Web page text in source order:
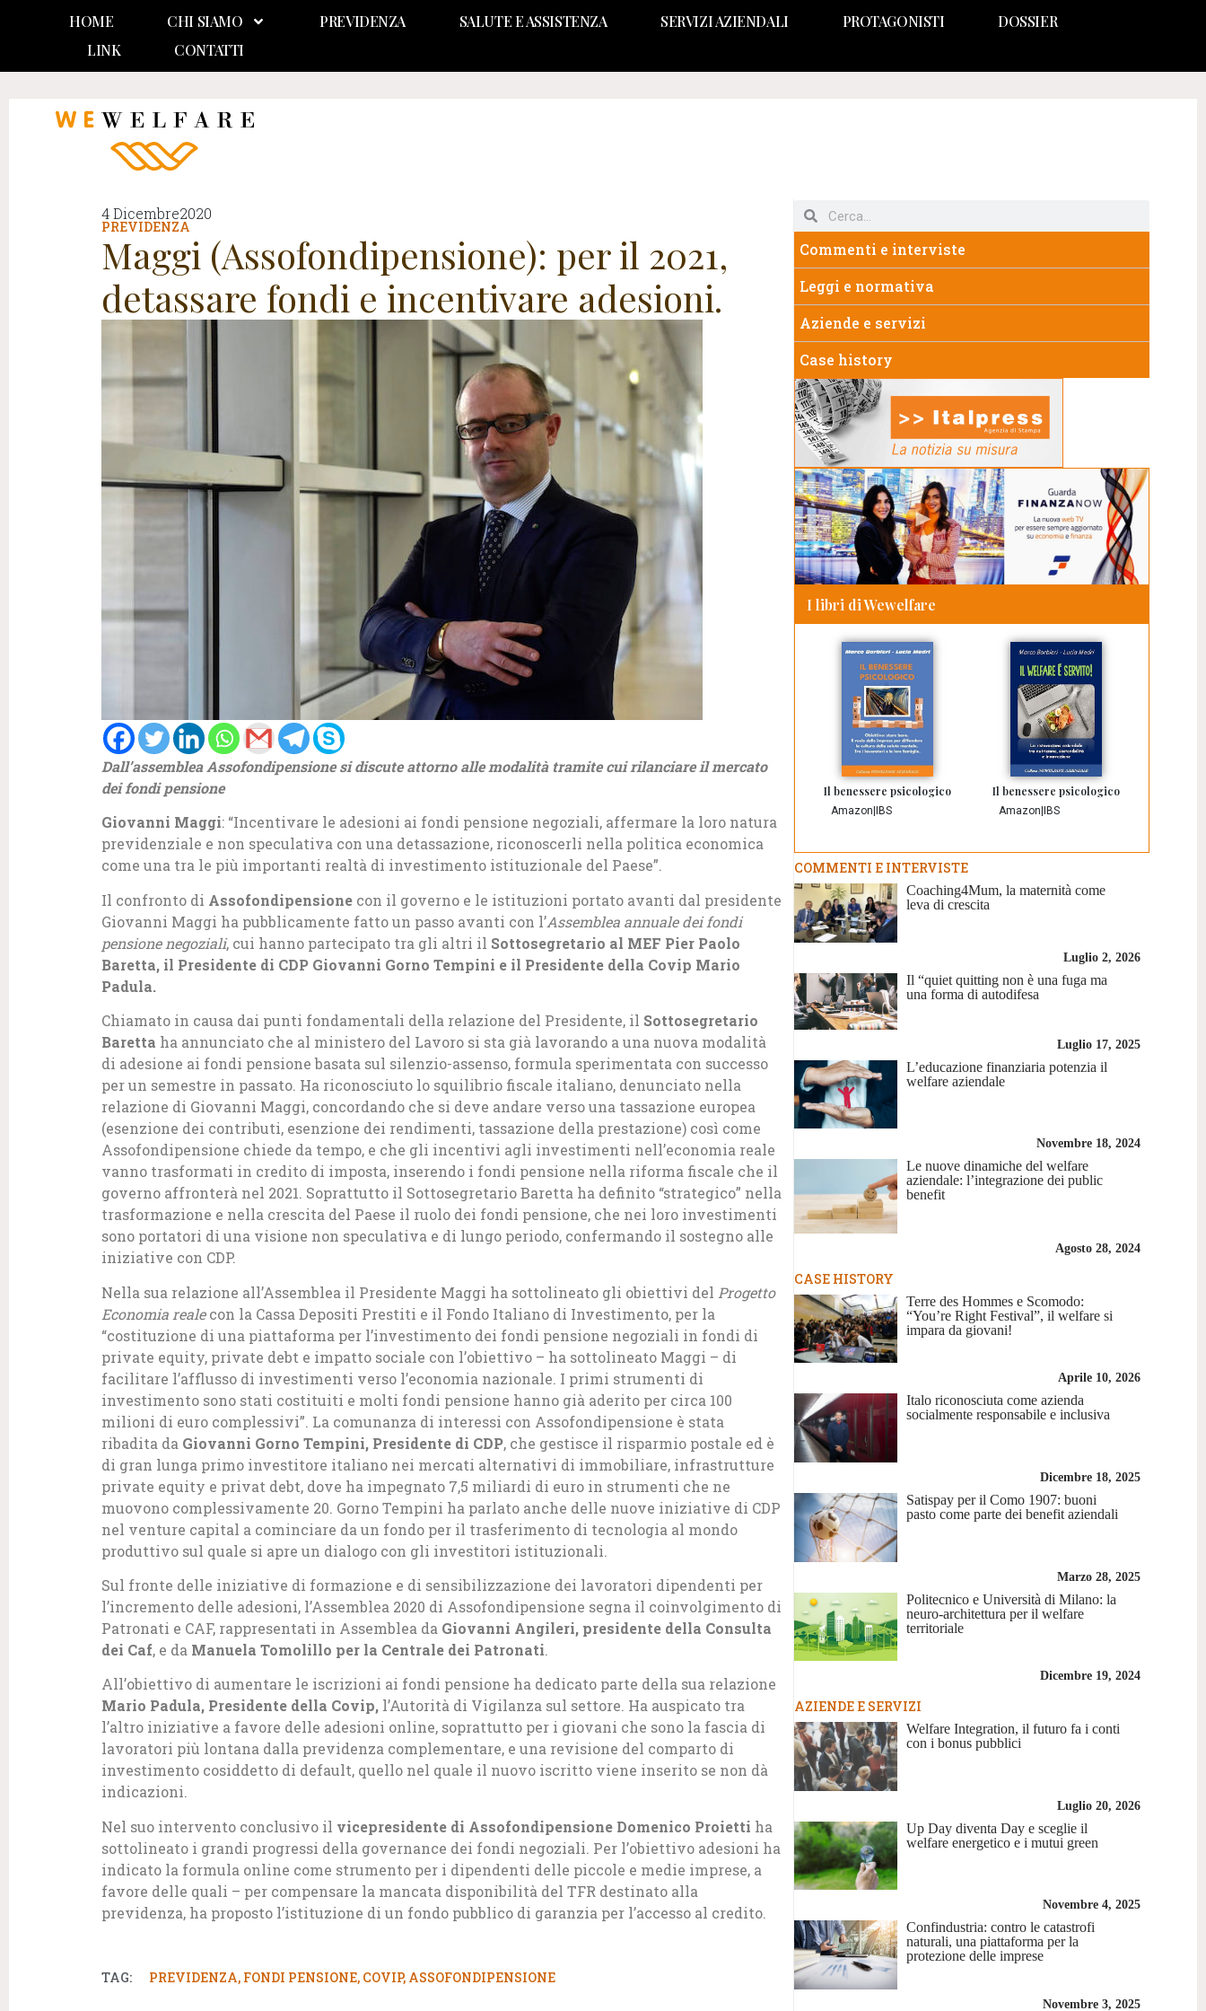
HOME CHI SIAMO PREVIDENZA SALUTE E ASSISTENZA SERVIZI AZIENDALI PROTAGONISTI
DOSSIER
LINK
CONTATTI
4 Dicembre2020
PREVIDENZA
Maggi (Assofondipensione): per il 2021,
detassare fondi e incentivare adesioni.
Dall’assemblea Assofondipensione si discute attorno alle modalità tramite cui rilanciare il mercato
dei fondi pensione
Giovanni Maggi: “Incentivare le adesioni ai fondi pensione negoziali, affermare la loro natura
previdenziale e non speculativa con una detassazione, riconoscerli nella politica economica
come una tra le più importanti realtà di investimento istituzionale del Paese”.
Il confronto di Assofondipensione con il governo e le istituzioni portato avanti dal presidente
Giovanni Maggi ha pubblicamente fatto un passo avanti con l’Assemblea annuale dei fondi
pensione negoziali, cui hanno partecipato tra gli altri il Sottosegretario al MEF Pier Paolo
Baretta, il Presidente di CDP Giovanni Gorno Tempini e il Presidente della Covip Mario
Padula.
Chiamato in causa dai punti fondamentali della relazione del Presidente, il Sottosegretario
Baretta ha annunciato che al ministero del Lavoro si sta già lavorando a una nuova modalità
di adesione ai fondi pensione basata sul silenzio-assenso, formula sperimentata con successo
per un semestre in passato. Ha riconosciuto lo squilibrio fiscale italiano, denunciato nella
relazione di Giovanni Maggi, concordando che si deve andare verso una tassazione europea
(esenzione dei contributi, esenzione dei rendimenti, tassazione della prestazione) così come
Assofondipensione chiede da tempo, e che gli incentivi agli investimenti nell’economia reale
vanno trasformati in credito di imposta, inserendo i fondi pensione nella riforma fiscale che il
governo affronterà nel 2021. Soprattutto il Sottosegretario Baretta ha definito “strategico” nella
trasformazione e nella crescita del Paese il ruolo dei fondi pensione, che nei loro investimenti
sono portatori di una visione non speculativa e di lungo periodo, confermando il sostegno alle
iniziative con CDP.
Nella sua relazione all’Assemblea il Presidente Maggi ha sottolineato gli obiettivi del Progetto
Economia realecon la Cassa Depositi Prestiti e il Fondo Italiano di Investimento, per la
“costituzione di una piattaforma per l’investimento dei fondi pensione negoziali in fondi di
private equity, private debt e impatto sociale con l’obiettivo – ha sottolineato Maggi – di
facilitare l’afflusso di investimenti verso l’economia nazionale. I primi strumenti di
investimento sono stati costituiti e molti fondi pensione hanno già aderito per circa 100
milioni di euro complessivi”. La comunanza di interessi con Assofondipensione è stata
ribadita da Giovanni Gorno Tempini, Presidente di CDP, che gestisce il risparmio postale ed è
di gran lunga primo investitore italiano nei mercati alternativi di immobiliare, infrastrutture
private equity e privat debt, dove ha impegnato 7,5 miliardi di euro in strumenti che ne
muovono complessivamente 20. Gorno Tempini ha parlato anche delle nuove iniziative di CDP
nel venture capital a cominciare da un fondo per il trasferimento di tecnologia al mondo
produttivo sul quale si apre un dialogo con gli investitori istituzionali.
Sul fronte delle iniziative di formazione e di sensibilizzazione dei lavoratori dipendenti per
l’incremento delle adesioni, l’Assemblea 2020 di Assofondipensione segna il coinvolgimento di
Patronati e CAF, rappresentati in Assemblea da Giovanni Angileri, presidente della Consulta
dei Caf, e da Manuela Tomolillo per la Centrale dei Patronati.
All’obiettivo di aumentare le iscrizioni ai fondi pensione ha dedicato parte della sua relazione
Mario Padula, Presidente della Covip, l’Autorità di Vigilanza sul settore. Ha auspicato tra
l’altro iniziative a favore delle adesioni online, soprattutto per i giovani che sono la fascia di
lavoratori più lontana dalla previdenza complementare, e una revisione del comparto di
investimento cosiddetto di default, quello nel quale il nuovo iscritto viene inserito se non dà
indicazioni.
Nel suo intervento conclusivo il vicepresidente di Assofondipensione Domenico Proietti ha
sottolineato i grandi progressi della governance dei fondi negoziali. Per l’obiettivo adesioni ha
indicato la formula online come strumento per i dipendenti delle piccole e medie imprese, a
favore delle quali – per compensare la mancata disponibilità del TFR destinato alla
previdenza, ha proposto l’istituzione di un fondo pubblico di garanzia per l’accesso al credito.
TAG: PREVIDENZA, FONDI PENSIONE, COVIP, ASSOFONDIPENSIONE
Commenti e interviste
Leggi e normativa
Aziende e servizi
Case history
I libri di Wewelfare
Il benessere psicologico
Amazon IBS
Il benessere psicologico
Amazon IBS
COMMENTI E INTERVISTE
Coaching4Mum, la maternità come
leva di crescita
Luglio 2, 2026
Il “quiet quitting non è una fuga ma
una forma di autodifesa
Luglio 17, 2025
L’educazione finanziaria potenzia il
welfare aziendale
Novembre 18, 2024
Le nuove dinamiche del welfare
aziendale: l’integrazione dei public
benefit
Agosto 28, 2024
CASE HISTORY
Terre des Hommes e Scomodo:
“You’re Right Festival”, il welfare si
impara da giovani!
Aprile 10, 2026
Italo riconosciuta come azienda
socialmente responsabile e inclusiva
Dicembre 18, 2025
Satispay per il Como 1907: buoni
pasto come parte dei benefit aziendali
Marzo 28, 2025
Politecnico e Università di Milano: la
neuro-architettura per il welfare
territoriale
Dicembre 19, 2024
AZIENDE E SERVIZI
Welfare Integration, il futuro fa i conti
con i bonus pubblici
Luglio 20, 2026
Up Day diventa Day e sceglie il
welfare energetico e i mutui green
Novembre 4, 2025
Confindustria: contro le catastrofi
naturali, una piattaforma per la
protezione delle imprese
Novembre 3, 2025